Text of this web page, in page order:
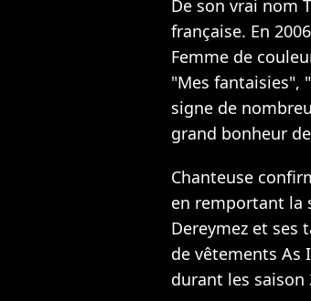
De son vrai nom
française. En
Femme de
"Mes fantaisies",
signe de
grand bonheur
Chanteuse
en remportant la
Dereymez et ses
de vêtements As
durant les saison